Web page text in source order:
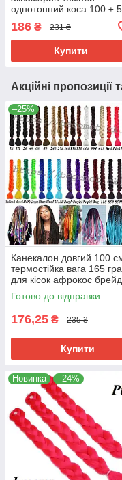
однотонний коса 100 ± 5
см Вага 165 ± 5 г
Термостійкий BD100
186 ₴ 231 ₴
Купити
Акційні пропозиції
–25%
Канекалон довгий 100
термостійка вага 165
для кісок афрокос брейд
дред Jumbo Braid
Готово до відправки
176,25 ₴ 235 ₴
Купити
Новинка –24%